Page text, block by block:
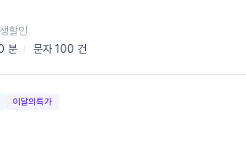
분 문자 100 건
할인
이달의특가